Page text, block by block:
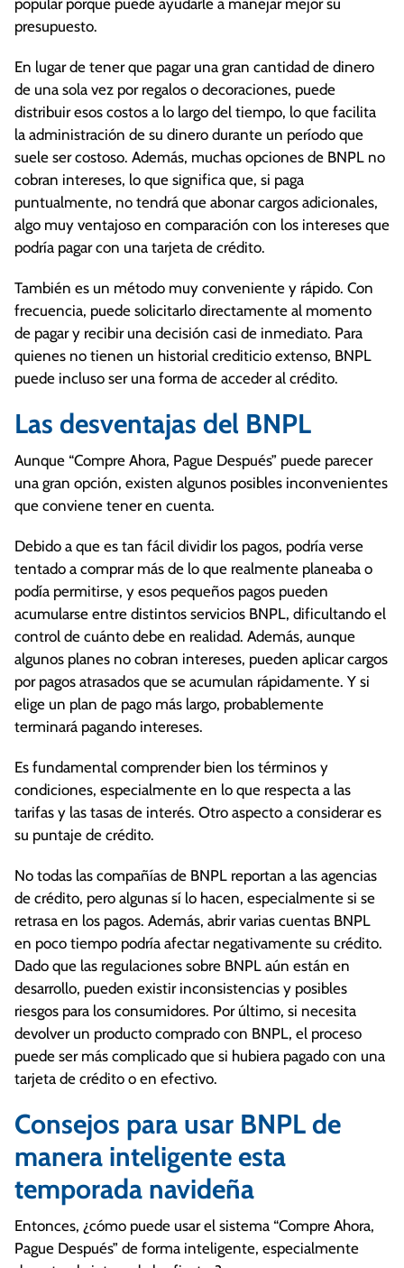
popular porque puede ayudarle a manejar mejor su
presupuesto.
En lugar de tener que pagar una gran cantidad de dinero
de una sola vez por regalos o decoraciones, puede
distribuir esos costos a lo largo del tiempo, lo que facilita
la administración de su dinero durante un período que
suele ser costoso. Además, muchas opciones de BNPL no
cobran intereses, lo que significa que, si paga
puntualmente, no tendrá que abonar cargos adicionales,
algo muy ventajoso en comparación con los intereses que
podría pagar con una tarjeta de crédito.
También es un método muy conveniente y rápido. Con
frecuencia, puede solicitarlo directamente al momento
de pagar y recibir una decisión casi de inmediato. Para
quienes no tienen un historial crediticio extenso, BNPL
puede incluso ser una forma de acceder al crédito.
Las desventajas del BNPL
Aunque “Compre Ahora, Pague Después” puede parecer
una gran opción, existen algunos posibles inconvenientes
que conviene tener en cuenta.
Debido a que es tan fácil dividir los pagos, podría verse
tentado a comprar más de lo que realmente planeaba o
podía permitirse, y esos pequeños pagos pueden
acumularse entre distintos servicios BNPL, dificultando el
control de cuánto debe en realidad. Además, aunque
algunos planes no cobran intereses, pueden aplicar cargos
por pagos atrasados que se acumulan rápidamente. Y si
elige un plan de pago más largo, probablemente
terminará pagando intereses.
Es fundamental comprender bien los términos y
condiciones, especialmente en lo que respecta a las
tarifas y las tasas de interés. Otro aspecto a considerar es
su puntaje de crédito.
No todas las compañías de BNPL reportan a las agencias
de crédito, pero algunas sí lo hacen, especialmente si se
retrasa en los pagos. Además, abrir varias cuentas BNPL
en poco tiempo podría afectar negativamente su crédito.
Dado que las regulaciones sobre BNPL aún están en
desarrollo, pueden existir inconsistencias y posibles
riesgos para los consumidores. Por último, si necesita
devolver un producto comprado con BNPL, el proceso
puede ser más complicado que si hubiera pagado con una
tarjeta de crédito o en efectivo.
Consejos para usar BNPL de
manera inteligente esta
temporada navideña
Entonces, ¿cómo puede usar el sistema “Compre Ahora,
Pague Después” de forma inteligente, especialmente